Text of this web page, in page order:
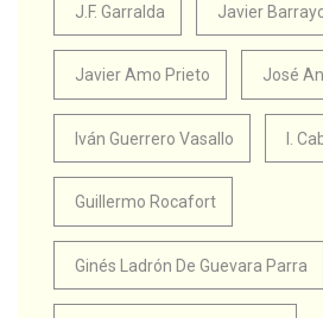
J.F. Garralda Javier
Javier Amo Prieto José
Iván Guerrero Vasallo I.
Guillermo Rocafort
Ginés Ladrón De Guevara Parra